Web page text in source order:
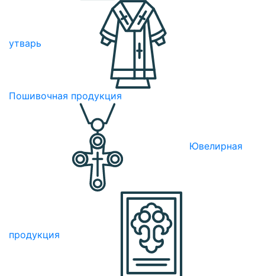
утварь
Пошивочная продукция
Ювелирная
продукция